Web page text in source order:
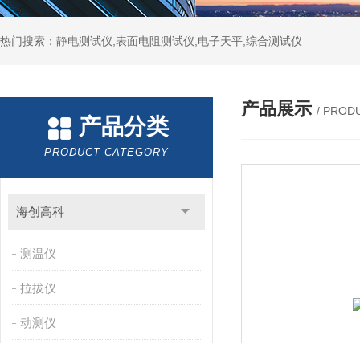
热门搜索：静电测试仪,表面电阻测试仪,电子天平,综合测试仪
产品分类
PRODUCT CATEGORY
海创高科
测温仪
拉拔仪
动测仪
产品展示 /